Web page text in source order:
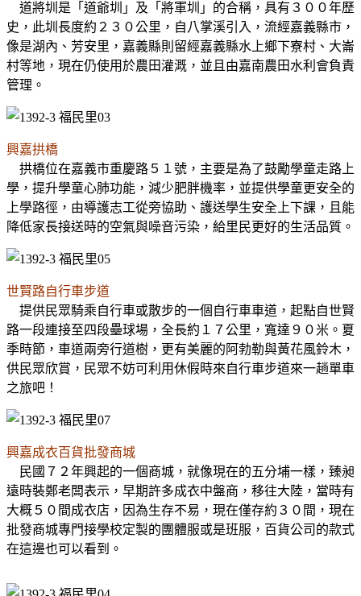
道將圳是「道爺圳」及「將軍圳」的合稱，具有３００年歷
史，此圳長度約２３０公里，自八掌溪引入，流經嘉義縣市，
像是湖內、芳安里，嘉義縣則留經嘉義縣水上鄉下寮村、大崙
村等地，現在仍使用於農田灌溉，並且由嘉南農田水利會負責
管理。
興嘉拱橋
拱橋位在嘉義市重慶路５１號，主要是為了鼓勵學童走路上
學，提升學童心肺功能，減少肥胖機率，並提供學童更安全的
上學路徑，由導護志工從旁協助、護送學生安全上下課，且能
降低家長接送時的空氣與噪音污染，給里民更好的生活品質。
世賢路自行車步道
提供民眾騎乘自行車或散步的一個自行車車道，起點自世賢
路一段連接至四段壘球場，全長約１７公里，寬達９０米。夏
季時節，車道兩旁行道樹，更有美麗的阿勃勒與黃花風鈴木，
供民眾欣賞，民眾不妨可利用休假時來自行車步道來一趟單車
之旅吧！
興嘉成衣百貨批發商城
民國７２年興起的一個商城，就像現在的五分埔一樣，臻昶
遠時裝鄭老闆表示，早期許多成衣中盤商，移往大陸，當時有
大概５０間成衣店，因為生存不易，現在僅存約３０間，現在
批發商城專門接學校定製的團體服或是班服，百貨公司的款式
在這邊也可以看到。